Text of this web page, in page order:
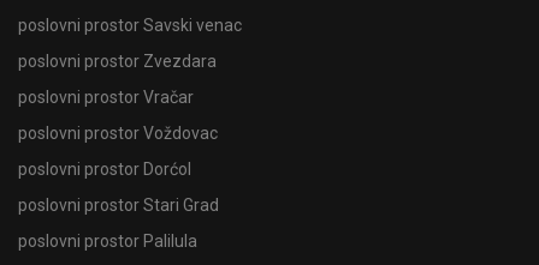
poslovni prostor Savski venac
poslovni prostor Zvezdara
poslovni prostor Vračar
poslovni prostor Voždovac
poslovni prostor Dorćol
poslovni prostor Stari Grad
poslovni prostor Palilula